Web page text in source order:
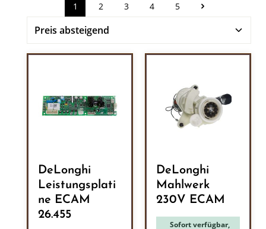
Seite
1 Seite
2 Seite
3 Seite
4 Seite
5
DeLonghi
Leistungsplati
ne ECAM
26.455
DeLonghi
Mahlwerk
230V ECAM
Sofort verfügbar,